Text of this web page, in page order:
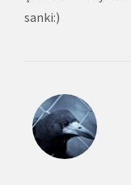
sanki:)